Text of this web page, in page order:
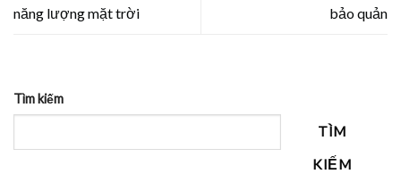
năng lượng mặt trời
bảo quản
Tìm kiếm
TÌM
KIẾM